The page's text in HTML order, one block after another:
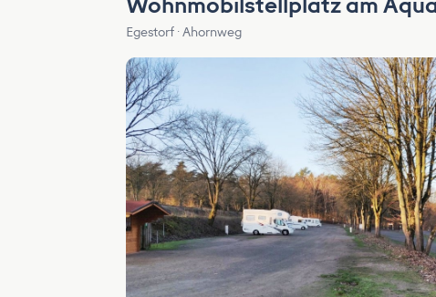
Egestorf · Ahornweg